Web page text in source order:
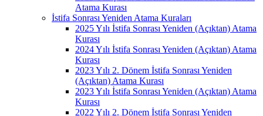
Atama Kurası
İstifa Sonrası Yeniden Atama Kuraları
2025 Yılı İstifa Sonrası Yeniden (Açıktan) Atama
Kurası
2024 Yılı İstifa Sonrası Yeniden (Açıktan) Atama
Kurası
2023 Yılı 2. Dönem İstifa Sonrası Yeniden
(Açıktan) Atama Kurası
2023 Yılı İstifa Sonrası Yeniden (Açıktan) Atama
Kurası
2022 Yılı 2. Dönem İstifa Sonrası Yeniden